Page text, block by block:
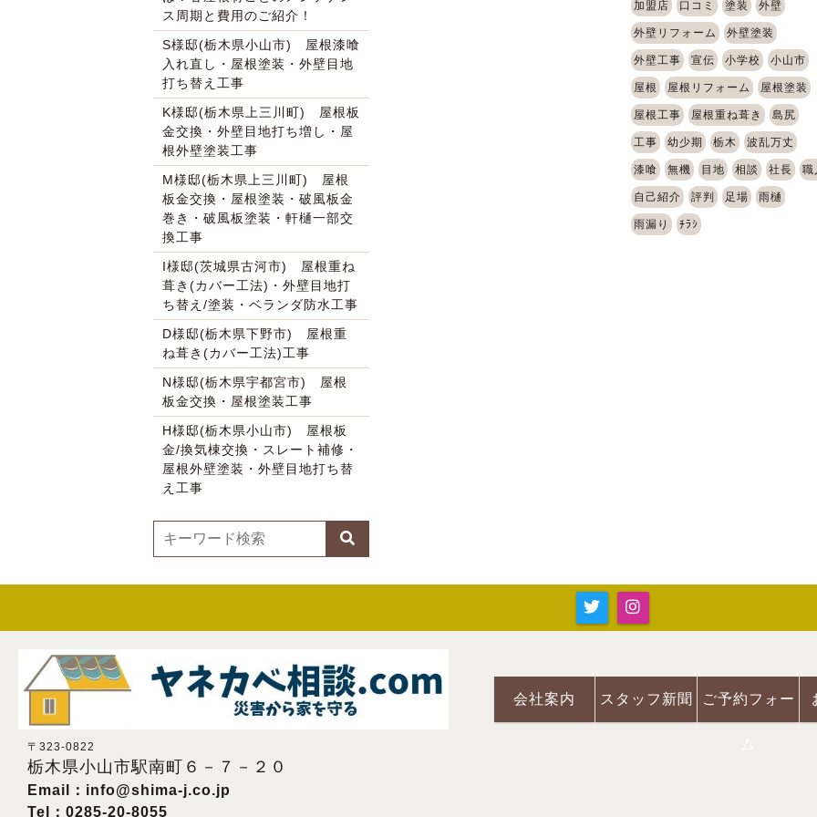
ス周期と費用のご紹介！
S様邸(栃木県小山市) 屋根漆喰
入れ直し・屋根塗装・外壁目地
打ち替え工事
K様邸(栃木県上三川町) 屋根板
金交換・外壁目地打ち増し・屋
根外壁塗装工事
M様邸(栃木県上三川町) 屋根
板金交換・屋根塗装・破風板金
巻き・破風板塗装・軒樋一部交
換工事
I様邸(茨城県古河市) 屋根重ね
葺き(カバー工法)・外壁目地打
ち替え/塗装・ベランダ防水工事
D様邸(栃木県下野市) 屋根重
ね葺き(カバー工法)工事
N様邸(栃木県宇都宮市) 屋根
板金交換・屋根塗装工事
H様邸(栃木県小山市) 屋根板
金/換気棟交換・スレート補修・
屋根外壁塗装・外壁目地打ち替
え工事
加盟店 口コミ 塗装 外壁
外壁リフォーム 外壁塗装
外壁工事 宣伝 小学校 小山市
屋根 屋根リフォーム 屋根塗装
屋根工事 屋根重ね葺き 島尻
工事 幼少期 栃木 波乱万丈
漆喰 無機 目地 相談 社長 職
自己紹介 評判 足場 雨樋
雨漏り ﾁﾗｼ
〒323-0822
栃木県小山市駅南町６－７－２０
Email： info@shima-j.co.jp
Tel：0285-20-8055
会社案内 スタッフ新聞 ご予約フォー